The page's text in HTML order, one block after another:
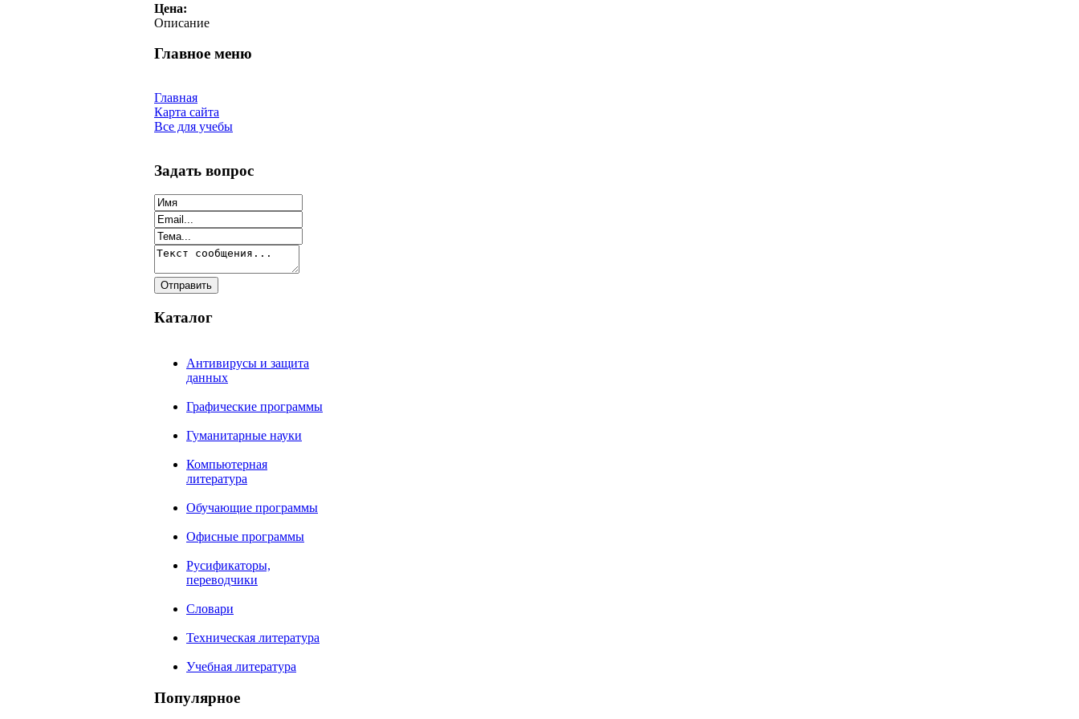
Цена:
Описание
Главное меню
Главная
Карта сайта
Все для учебы
Задать вопрос
Каталог
Антивирусы и защита
данных
Графические программы
Гуманитарные науки
Компьютерная
литература
Обучающие программы
Офисные программы
Русификаторы,
переводчики
Словари
Техническая литература
Учебная литература
Популярное